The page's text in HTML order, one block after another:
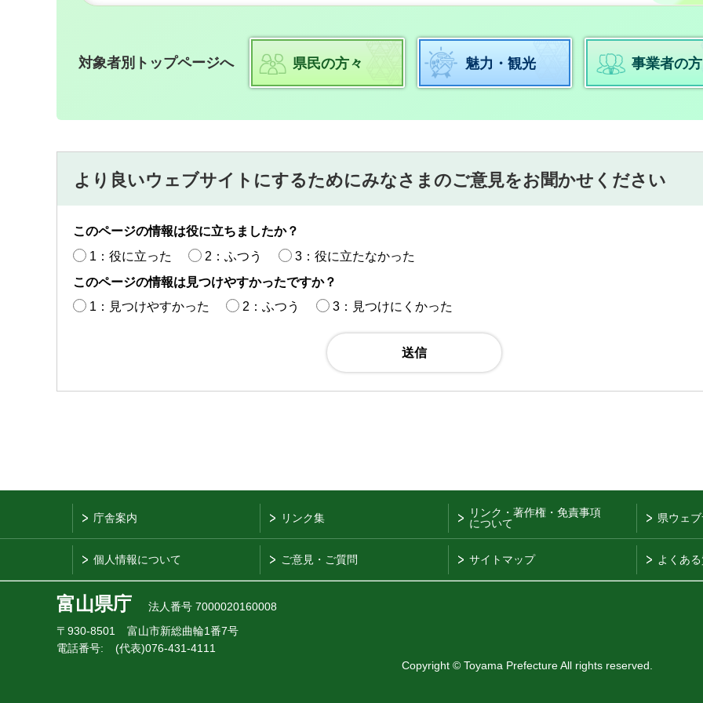
対象者別トップページへ 県民の方々 魅力・観光 事業者の
より良いウェブサイトにするためにみなさまのご意見をお聞かせください
このページの情報は役に立ちましたか？
1：役に立った
2：ふつう
3：役に立たなかった
このページの情報は見つけやすかったですか？
1：見つけやすかった
2：ふつう 3：見つけにくかった
庁舎案内 リンク集
リンク・著作権・免責事項
について
県ウェ
個人情報について ご意見・ご質問 サイトマップ よくあ
富山県庁
法人番号 7000020160008
〒930-8501
富山市新総曲輪1番7号
電話番号:
(代表)076-431-4111
Copyright © Toyama Prefecture All rights reserved.